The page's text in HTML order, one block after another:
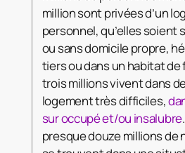
million sont privées d’un
personnel, qu’elles soient
ou sans domicile propre,
tiers ou dans un habitat
trois millions vivent dans
logement très difficiles,
sur occupé et/ou insalubre
presque douze millions de